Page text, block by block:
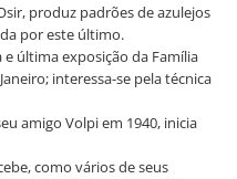
produz padrões de azulejos
por este último.
última exposição da Família
interessa-se pela técnica
amigo Volpi em 1940, inicia
como vários de seus